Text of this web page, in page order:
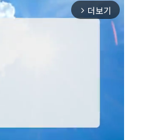
arrow_forward_ios 더보기